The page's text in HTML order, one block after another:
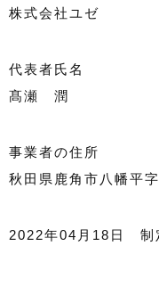
株式会社ユゼ
代表者氏名
髙瀬 潤
事業者の住所
秋田県鹿角市八幡平
2022年04月18日 制